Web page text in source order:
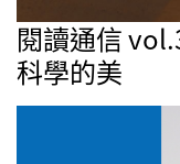
閱讀通信
科學的美